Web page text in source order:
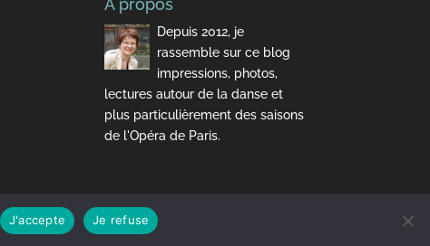
A propos
Depuis 2012, je
rassemble sur ce blog
impressions, photos,
lectures autour de la danse et
plus particulièrement des saisons
de l'Opéra de Paris.
J'accepte Je refuse